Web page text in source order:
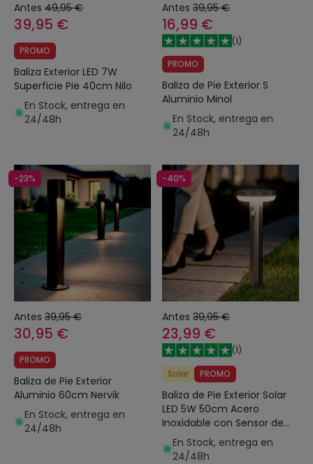
Antes 49,95 €
39,95 €
PROMO
Baliza Exterior LED 7W
Superficie Pie 40cm Nilo
En Stock, entrega en
24/48h
Antes 39,95 €
16,99 €
(1)
PROMO
Baliza de Pie Exterior S
Aluminio Minol
En Stock, entrega en
24/48h
-23%
Antes 39,95 €
30,95 €
PROMO
Baliza de Pie Exterior
Aluminio 60cm Nervik
En Stock, entrega en
24/48h
-40%
Antes 39,95 €
23,99 €
(1)
Solar
PROMO
Baliza de Pie Exterior Solar
LED 5W 50cm Acero
Inoxidable con Sensor de
Movimiento Barton
En Stock, entrega en
24/48h